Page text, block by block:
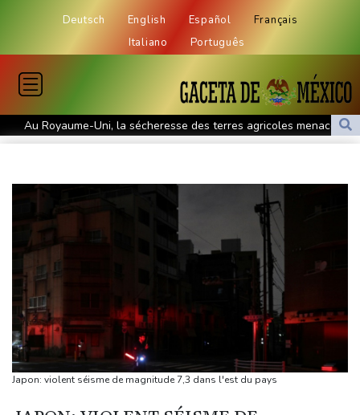
Deutsch English Español
Français
Italiano
Português
Au Royaume-Uni, la sécheresse des terres agricoles menace la
sécurité alimentaire
Grand âge : l'hôpital contraint de se réinventer face au défi du
vieillissement
Dans l'agriculture, le parcours des combattantes
WTA 1000 de Toronto: Sabalenka, Pegula et Swiatek en
contrôle vers les 8es de finale
Au nouveau Parlement syrien, une actrice, une militante kurde et
la veuve d'un jihadiste
Thaïlande : un adolescent armé d'un pistolet tue 8 personnes,
Japon: violent séisme de magnitude 7,3 dans l'est du pays